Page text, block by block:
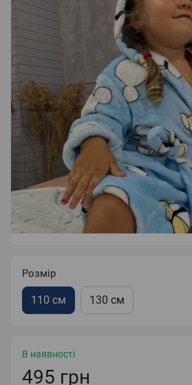
Розмір
110 см 130 см
В наявності
495 грн